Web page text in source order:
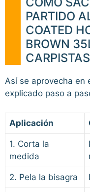
PARTIDO
COATED
BROWN
CARPISTAS
Así se aprovecha en
explicado paso a
Aplicación
1. Corta la
medida
2. Pela la bisagra